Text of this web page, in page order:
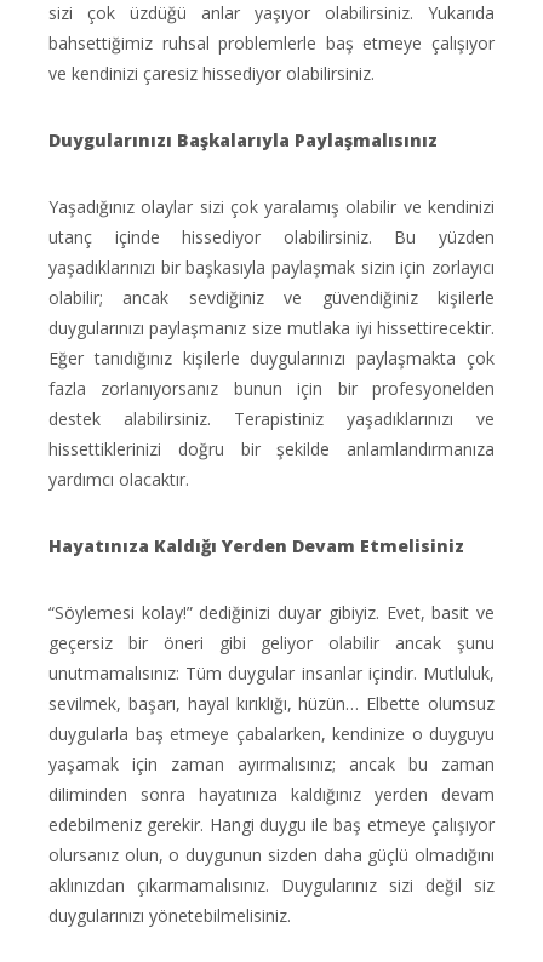
sizi çok üzdüğü anlar yaşıyor olabilirsiniz. Yukarıda
bahsettiğimiz ruhsal problemlerle baş etmeye çalışıyor
ve kendinizi çaresiz hissediyor olabilirsiniz.
Duygularınızı Başkalarıyla Paylaşmalısınız
Yaşadığınız olaylar sizi çok yaralamış olabilir ve kendinizi
utanç içinde hissediyor olabilirsiniz. Bu yüzden
yaşadıklarınızı bir başkasıyla paylaşmak sizin için zorlayıcı
olabilir; ancak sevdiğiniz ve güvendiğiniz kişilerle
duygularınızı paylaşmanız size mutlaka iyi hissettirecektir.
Eğer tanıdığınız kişilerle duygularınızı paylaşmakta çok
fazla zorlanıyorsanız bunun için bir profesyonelden
destek alabilirsiniz. Terapistiniz yaşadıklarınızı ve
hissettiklerinizi doğru bir şekilde anlamlandırmanıza
yardımcı olacaktır.
Hayatınıza Kaldığı Yerden Devam Etmelisiniz
“Söylemesi kolay!” dediğinizi duyar gibiyiz. Evet, basit ve
geçersiz bir öneri gibi geliyor olabilir ancak şunu
unutmamalısınız: Tüm duygular insanlar içindir. Mutluluk,
sevilmek, başarı, hayal kırıklığı, hüzün… Elbette olumsuz
duygularla baş etmeye çabalarken, kendinize o duyguyu
yaşamak için zaman ayırmalısınız; ancak bu zaman
diliminden sonra hayatınıza kaldığınız yerden devam
edebilmeniz gerekir. Hangi duygu ile baş etmeye çalışıyor
olursanız olun, o duygunun sizden daha güçlü olmadığını
aklınızdan çıkarmamalısınız. Duygularınız sizi değil siz
duygularınızı yönetebilmelisiniz.